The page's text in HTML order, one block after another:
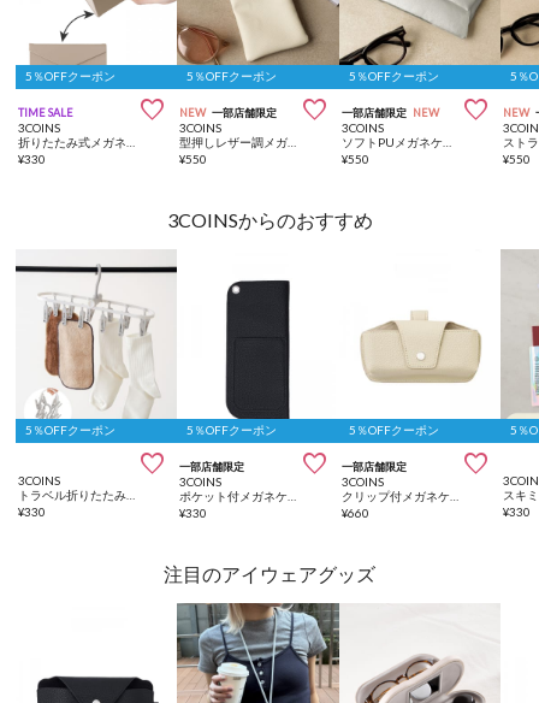
5％OFFクーポン
TIME SALE 
3COINS
¥330
5％OFFクーポン
NEW 一部店舗限定 
3COINS
¥550
5％OFFクーポン
一部店舗限定 NEW 
3COINS
¥550
5％
NEW
¥550
3COINSからのおすすめ
5％OFFクーポン

3COINS
¥330
5％OFFクーポン
一部店舗限定 
3COINS
¥330
5％OFFクーポン
一部店舗限定 
3COINS
¥660
5％
¥330
注目のアイウェアグッズ